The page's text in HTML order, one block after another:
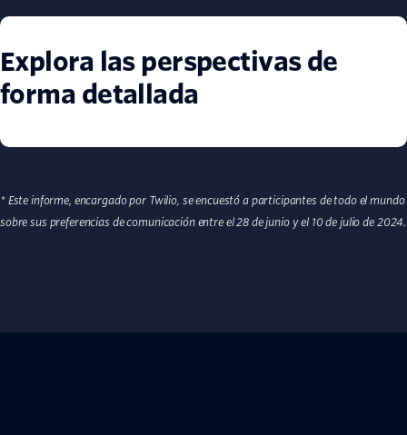
Explora las perspectivas de
forma detallada
* Este informe, encargado por Twilio, se encuestó a participantes de todo el mundo
sobre sus preferencias de comunicación entre el 28 de junio y el 10 de julio de 2024.